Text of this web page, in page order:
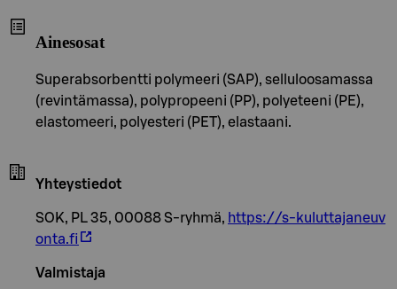
Ainesosat
Superabsorbentti polymeeri (SAP), selluloosamassa
(revintämassa), polypropeeni (PP), polyeteeni (PE),
elastomeeri, polyesteri (PET), elastaani.
Yhteystiedot
SOK, PL 35, 00088 S-ryhmä, https://s-kuluttajaneuv
onta.fi
Valmistaja